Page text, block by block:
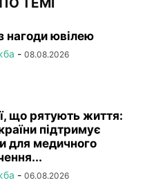
ТЕМІ
нагоди ювілею
- 08.08.2026
що рятують життя:
підтримує
для медичного
- 06.08.2026